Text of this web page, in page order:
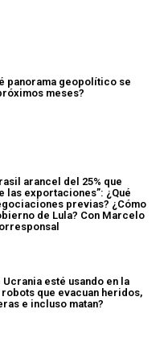
panorama geopolítico se
meses?
arancel del 25% que
las exportaciones”: ¿Qué
previas? ¿Cómo
de Lula? Con Marcelo
esté usando en la
que evacuan heridos,
e incluso matan?